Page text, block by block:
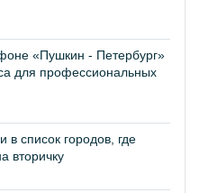
«Пушкин - Петербург»
для профессиональных
список городов, где
вторичку